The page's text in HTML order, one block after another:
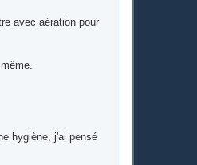
avec aération pour
hygiène, j'ai pensé